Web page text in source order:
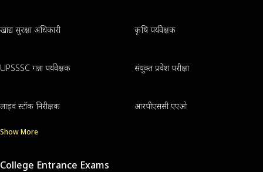
खाद्य सुरक्षा अधिकारी कृषि पर्यवेक्षक
UPSSSC गन्ना पर्यवेक्षक संयुक्त प्रवेश परीक्षा
लाइव स्टॉक निरीक्षक आरपीएससी एएओ
Show More
College Entrance Exams